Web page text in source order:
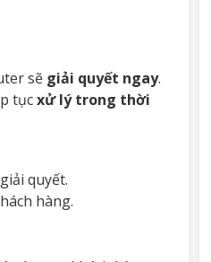
sẽ giải quyết ngay.
tụcxử lý trong thời
quyết.
hàng.